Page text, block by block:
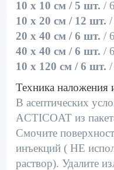
10 x 10 cм / 5 шт. /
10 x 20 cм / 12 шт.
20 x 40 cм / 6 шт. /
40 x 40 cм / 6 шт. /
10 x 120 cм / 6 шт.
Техника наложения
В асептических
ACTICOAT из
Смочите
инъекций ( НЕ
раствор). Удалите